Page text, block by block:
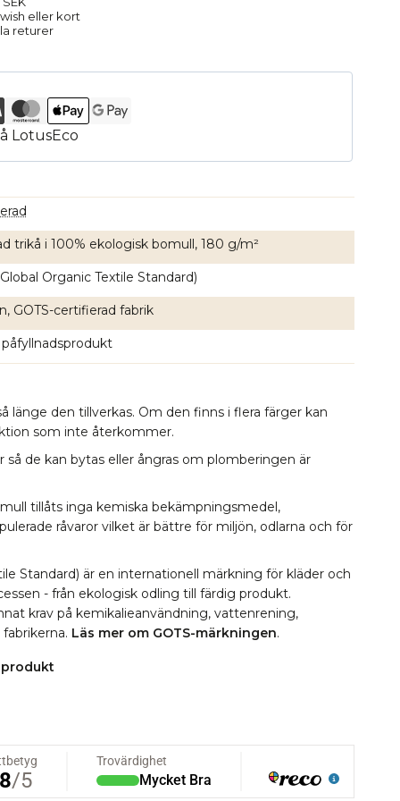
eller kort
returer
trikå i 100% ekologisk bomull, 180 g/m²
Organic Textile Standard)
GOTS-certifierad fabrik
länge den tillverkas. Om den finns i flera färger kan
som inte återkommer.
så de kan bytas eller ångras om plomberingen är
tillåts inga kemiska bekämpningsmedel,
råvaror vilket är bättre för miljön, odlarna och för
Standard) är en internationell märkning för kläder och
- från ekologisk odling till färdig produkt.
krav på kemikalieanvändning, vattenrening,
Läs mer om GOTS-märkningen.